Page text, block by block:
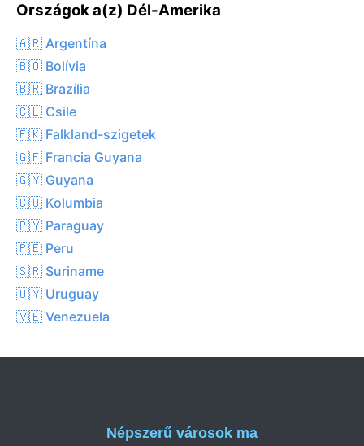
Országok a(z) Dél-Amerika
🇦🇷 Argentína
🇧🇴 Bolívia
🇧🇷 Brazília
🇨🇱 Csile
🇫🇰 Falkland-szigetek
🇬🇫 Francia Guyana
🇬🇾 Guyana
🇨🇴 Kolumbia
🇵🇾 Paraguay
🇵🇪 Peru
🇸🇷 Suriname
🇺🇾 Uruguay
🇻🇪 Venezuela
Népszerű városok ma